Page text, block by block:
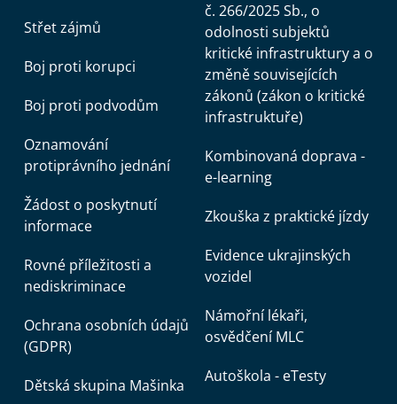
Střet zájmů
Boj proti korupci
Boj proti podvodům
Oznamování
protiprávního jednání
Žádost o poskytnutí
informace
Rovné příležitosti a
nediskriminace
Ochrana osobních údajů
(GDPR)
Dětská skupina Mašinka
č. 266/2025 Sb., o
odolnosti subjektů
kritické infrastruktury a o
změně souvisejících
zákonů (zákon o kritické
infrastruktuře)
Kombinovaná doprava -
e-learning
Zkouška z praktické jízdy
Evidence ukrajinských
vozidel
Námořní lékaři,
osvědčení MLC
Autoškola - eTesty